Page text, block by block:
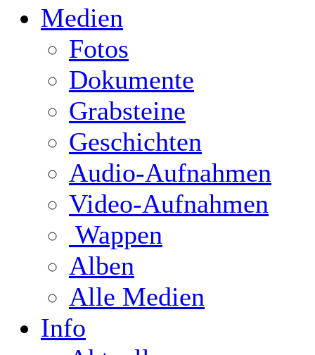
Medien
Fotos
Dokumente
Grabsteine
Geschichten
Audio-Aufnahmen
Video-Aufnahmen
Wappen
Alben
Alle Medien
Info